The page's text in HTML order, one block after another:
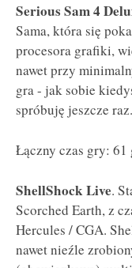
Serious Sam 4
Sama, która się
procesora grafiki,
nawet przy
gra - jak sobie
spróbuję jeszcze raz.
Łączny czas gry: 61
ShellShock Live.
Scorched Earth, z
Hercules / CGA.
nawet nieźle